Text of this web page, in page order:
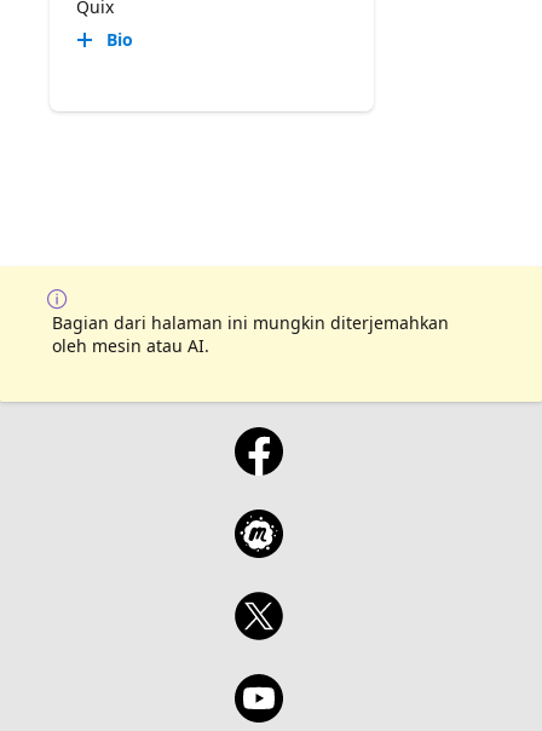
Quix
Bio
Bagian dari halaman ini mungkin diterjemahkan
oleh mesin atau AI.